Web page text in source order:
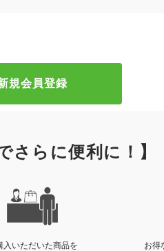
さらに便利に！】
入いただいた商品を
お得